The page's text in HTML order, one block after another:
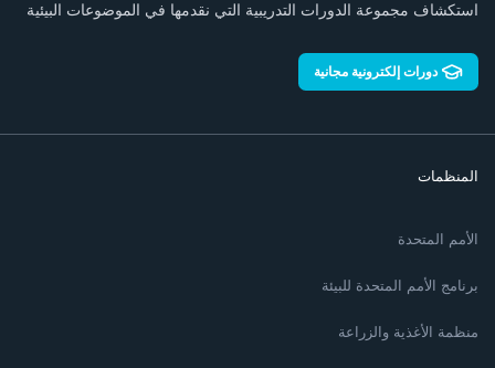
استكشاف مجموعة الدورات التدريبية التي نقدمها في الموضوعات البيئية
دورات إلكترونية مجانية
المنظمات
الأمم المتحدة
برنامج الأمم المتحدة للبيئة
منظمة الأغذية والزراعة